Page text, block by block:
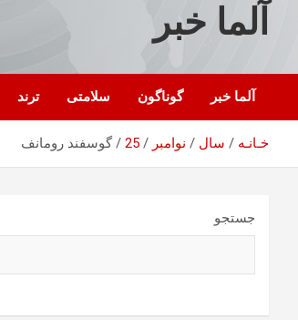
آلما خبر
آلما خبر گوناگون سلامتی ترند
خـانـه سال نوامبر 25 گوسفند رومانف
جستجو